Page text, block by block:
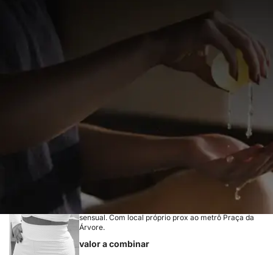
Transformando estresse em bem com massagem
terapêutica, tantra, hipnose/terapias integrativas.
Desperto seu verdadeiro potencial.
Paulista, São Paulo - SP
Alinne Massagem
Olá, sou Alinne.Trabalho com massagem relaxante e
sensual. Com local próprio prox ao metrô Praça da
Árvore.
valor a combinar